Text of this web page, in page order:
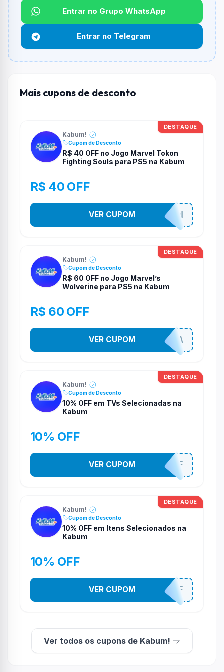
Não informado ou sem limite.
Funciona em qualquer produto?
Não necessariamente. Depende de itens participantes
e alguns vendedores ou produtos especificos podem
não aceitar cupons.
Entrar no Grupo WhatsApp
Entrar no Telegram
Mais cupons de desconto
DESTAQUE
Kabum!
Cupom de Desconto
R$ 40 OFF no Jogo Marvel Tokon
Fighting Souls para PS5 na Kabum
R$ 40 OFF
MARVELTOKON
VER CUPOM
DESTAQUE
Kabum!
Cupom de Desconto
R$ 60 OFF no Jogo Marvel’s
Wolverine para PS5 na Kabum
R$ 60 OFF
COMPRAJA
VER CUPOM
DESTAQUE
Kabum!
Cupom de Desconto
10% OFF em TVs Selecionadas na
Kabum
10% OFF
TV10OFF
VER CUPOM
DESTAQUE
Kabum!
Cupom de Desconto
10% OFF em Itens Selecionados na
Kabum
10% OFF
10OFF
VER CUPOM
Ver todos os cupons de Kabum!